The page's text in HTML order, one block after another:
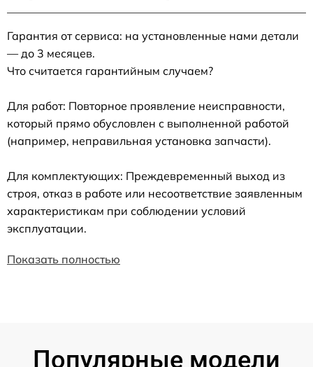
Гарантия от сервиса: на установленные нами детали
— до 3 месяцев.
Что считается гарантийным случаем?
Для работ: Повторное проявление неисправности,
который прямо обусловлен с выполненной работой
(например, неправильная установка запчасти).
Для комплектующих: Преждевременный выход из
строя, отказ в работе или несоответствие заявленным
характеристикам при соблюдении условий
эксплуатации.
Показать полностью
Популярные модели